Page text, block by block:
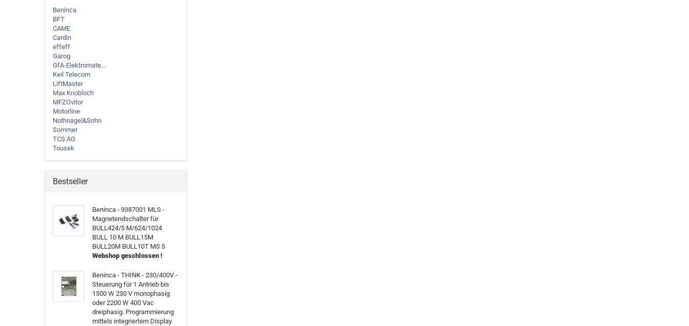
Beninca
BFT
CAME
Cardin
effeff
Garog
GfA-Elektromate...
Keil Telecom
LiftMaster
Max Knobloch
MFZOvitor
Motorline
Nothnagel&Sohn
Sommer
TCS AG
Tousek
Bestseller
Beninca - 9387001 MLS -
Magnetendschalter für
BULL424/5 M/624/1024
BULL 10 M BULL15M
BULL20M BULL10T MS 5
Webshop geschlossen !
Beninca - THINK - 230/400V -
Steuerung für 1 Antrieb bis
1500 W 230 V monophasig
oder 2200 W 400 Vac
dreiphasig. Programmierung
mittels integriertem Display.